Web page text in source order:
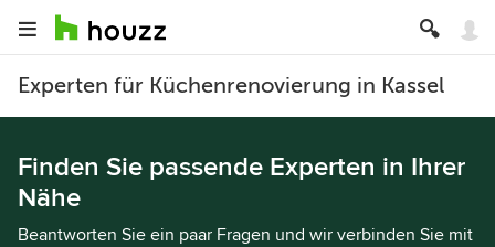
Experten für Küchenrenovierung in Kassel
Finden Sie passende Experten in Ihrer
Nähe
Beantworten Sie ein paar Fragen und wir verbinden Sie mit